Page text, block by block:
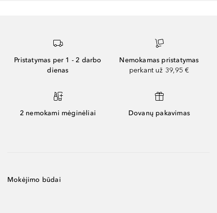
Pristatymas per 1 - 2 darbo
dienas
Nemokamas pristatymas
perkant už 39,95 €
2 nemokami mėginėliai Dovanų pakavimas
Mokėjimo būdai